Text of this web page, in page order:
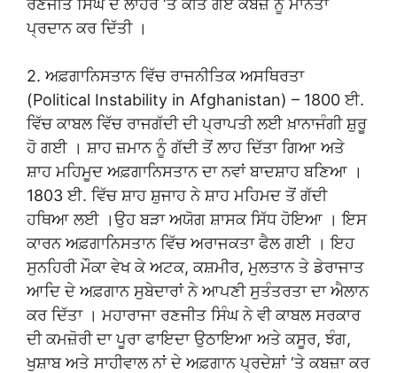
ਰਣਜੀਤ ਸਿੰਘ ਦੇ ਲਾਹੌਰ ‘ਤੇ ਕੀਤੇ ਗਏ ਕਬਜ਼ੇ ਨੂੰ ਮਾਨਤਾ
ਪ੍ਰਦਾਨ ਕਰ ਦਿੱਤੀ ।
2. ਅਫ਼ਗਾਨਿਸਤਾਨ ਵਿੱਚ ਰਾਜਨੀਤਿਕ ਅਸਥਿਰਤਾ
(Political Instability in Afghanistan) – 1800 ਈ.
ਵਿੱਚ ਕਾਬਲ ਵਿੱਚ ਰਾਜਗੱਦੀ ਦੀ ਪ੍ਰਾਪਤੀ ਲਈ ਖ਼ਾਨਾਜੰਗੀ ਸ਼ੁਰੂ
ਹੋ ਗਈ । ਸ਼ਾਹ ਜ਼ਮਾਨ ਨੂੰ ਗੱਦੀ ਤੋਂ ਲਾਹ ਦਿੱਤਾ ਗਿਆ ਅਤੇ
ਸ਼ਾਹ ਮਹਿਮੂਦ ਅਫ਼ਗਾਨਿਸਤਾਨ ਦਾ ਨਵਾਂ ਬਾਦਸ਼ਾਹ ਬਣਿਆ ।
1803 ਈ. ਵਿੱਚ ਸ਼ਾਹ ਸ਼ੁਜਾਹ ਨੇ ਸ਼ਾਹ ਮਹਿਮਦ ਤੋਂ ਗੱਦੀ
ਹਥਿਆ ਲਈ ।ਉਹ ਬੜਾ ਅਯੋਗ ਸ਼ਾਸਕ ਸਿੱਧ ਹੋਇਆ । ਇਸ
ਕਾਰਨ ਅਫ਼ਗਾਨਿਸਤਾਨ ਵਿੱਚ ਅਰਾਜਕਤਾ ਫੈਲ ਗਈ । ਇਹ
ਸੁਨਹਿਰੀ ਮੌਕਾ ਵੇਖ ਕੇ ਅਟਕ, ਕਸ਼ਮੀਰ, ਮੁਲਤਾਨ ਤੇ ਡੇਰਾਜਾਤ
ਆਦਿ ਦੇ ਅਫ਼ਗਾਨ ਸੁਬੇਦਾਰਾਂ ਨੇ ਆਪਣੀ ਸੁਤੰਤਰਤਾ ਦਾ ਐਲਾਨ
ਕਰ ਦਿੱਤਾ । ਮਹਾਰਾਜਾ ਰਣਜੀਤ ਸਿੰਘ ਨੇ ਵੀ ਕਾਬਲ ਸਰਕਾਰ
ਦੀ ਕਮਜ਼ੋਰੀ ਦਾ ਪੂਰਾ ਫਾਇਦਾ ਉਠਾਇਆ ਅਤੇ ਕਸੂਰ, ਝੰਗ,
ਖੁਸ਼ਾਬ ਅਤੇ ਸਾਹੀਵਾਲ ਨਾਂ ਦੇ ਅਫ਼ਗਾਨ ਪ੍ਰਦੇਸ਼ਾਂ ‘ਤੇ ਕਬਜ਼ਾ ਕਰ